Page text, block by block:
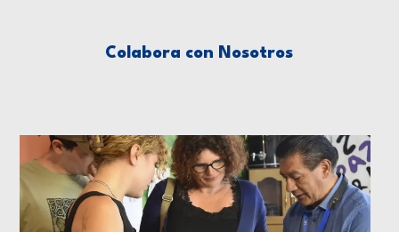
Colabora con Nosotros